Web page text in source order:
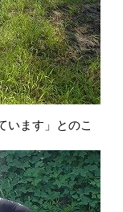
います」とのこ